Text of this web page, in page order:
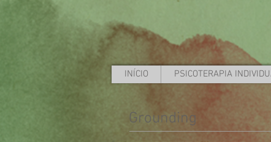
INÍCIO PSICOTERAPIA
Grounding